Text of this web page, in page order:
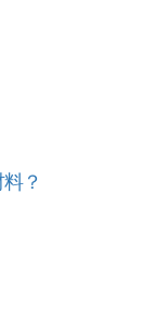
？